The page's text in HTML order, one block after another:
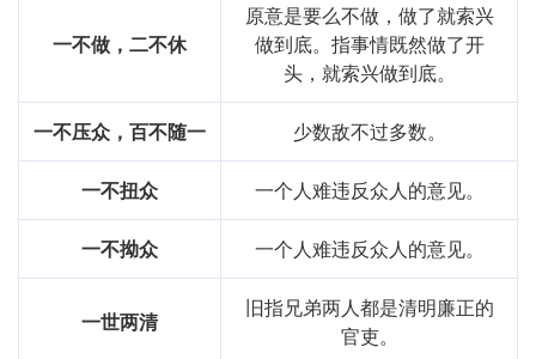
一不做，二不休
原意是要么不做，做了就索兴
做到底。指事情既然做了开
头，就索兴做到底。
一不压众，百不随一 少数敌不过多数。
一不扭众 一个人难违反众人的意见。
一不拗众 一个人难违反众人的意见。
一世两清
旧指兄弟两人都是清明廉正的
官吏。